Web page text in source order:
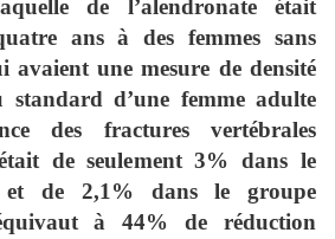
de l’alendronate était
ans à des femmes sans
avaient une mesure de densité
standard d’une femme adulte
des fractures vertébrales
de seulement 3% dans le
et de 2,1% dans le groupe
à 44% de réduction